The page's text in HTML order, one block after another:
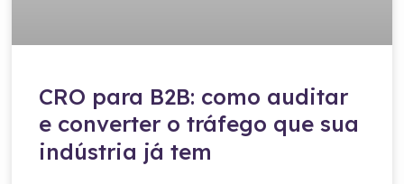
CRO para B2B: como auditar
e converter o tráfego que sua
indústria já tem